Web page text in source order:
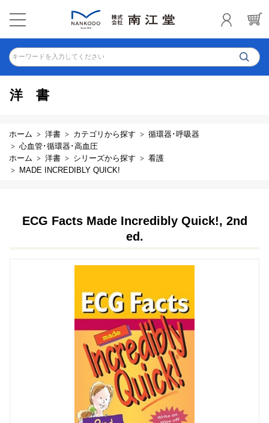
キーワードを入力してください
洋書
ホーム 洋書 カテゴリから探す
循環器･呼吸器
心血管･循環器･高血圧
ホーム
洋書 シリーズから探す
看護
MADE INCREDIBLY QUICK!
ECG Facts Made Incredibly Quick!, 2nd
ed.